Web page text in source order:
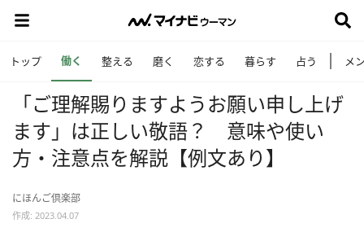
トップ 働く 整える 磨く 恋する 暮らす 占う メ
「ご理解賜りますようお願い申し上げ
ます」は正しい敬語？ 意味や使い
方・注意点を解説【例文あり】
にほんご倶楽部
作成: 2023.04.07